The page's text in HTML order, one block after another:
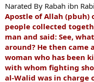
Narated By Rabah ibn
Apostle of Allah (pbuh)
people collected
man and said: See,
around? He then came
woman who has been
with whom fighting
al-Walid was in charge